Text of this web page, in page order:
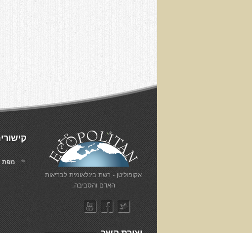
​אקופוליטן - רשת בינלאומית לבריאות
האדם והסביבה.
מפת